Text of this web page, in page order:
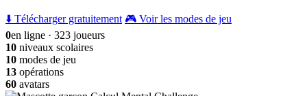
⬇️ Télécharger gratuitement 🎮 Voir les modes de jeu
0en ligne · 323 joueurs
10 niveaux scolaires
10 modes de jeu
13 opérations
60 avatars